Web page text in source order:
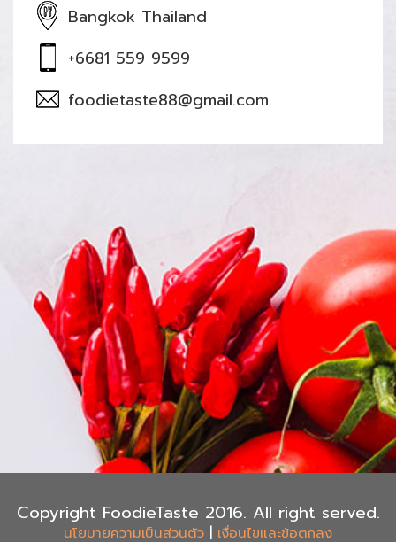
Bangkok Thailand
+6681 559 9599
foodietaste88@gmail.com
Copyright FoodieTaste 2016. All right served.
นโยบายความเป็นส่วนตัว | เงื่อนไขและข้อตกลง